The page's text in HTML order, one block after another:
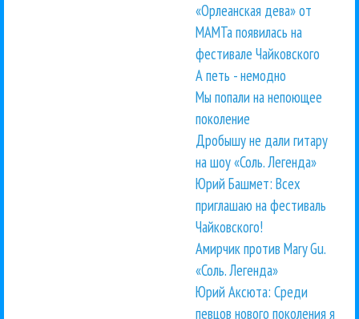
«Орлеанская дева» от
МАМТа появилась на
фестивале Чайковского
А петь - немодно
Мы попали на непоющее
поколение
Дробышу не дали гитару
на шоу «Соль. Легенда»
Юрий Башмет: Всех
приглашаю на фестиваль
Чайковского!
Амирчик против Mary Gu.
«Соль. Легенда»
Юрий Аксюта: Среди
певцов нового поколения я